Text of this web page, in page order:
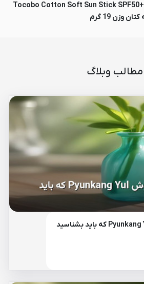
ضد آفتاب استیکی توکوبو Tocobo Cotton Soft Sun Stick SPF50+
مطالب وبلاگ